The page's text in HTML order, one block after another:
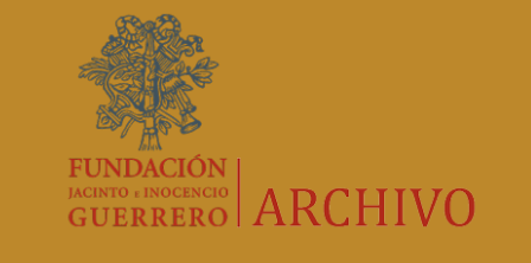
Skip to main content